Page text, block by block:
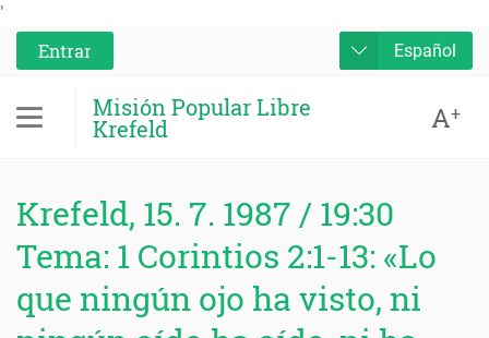
'
Entrar
Español
Misión Popular Libre
Krefeld A+
Krefeld, 15. 7. 1987 / 19:30
Tema: 1 Corintios 2:1-13: «Lo
que ningún ojo ha visto, ni